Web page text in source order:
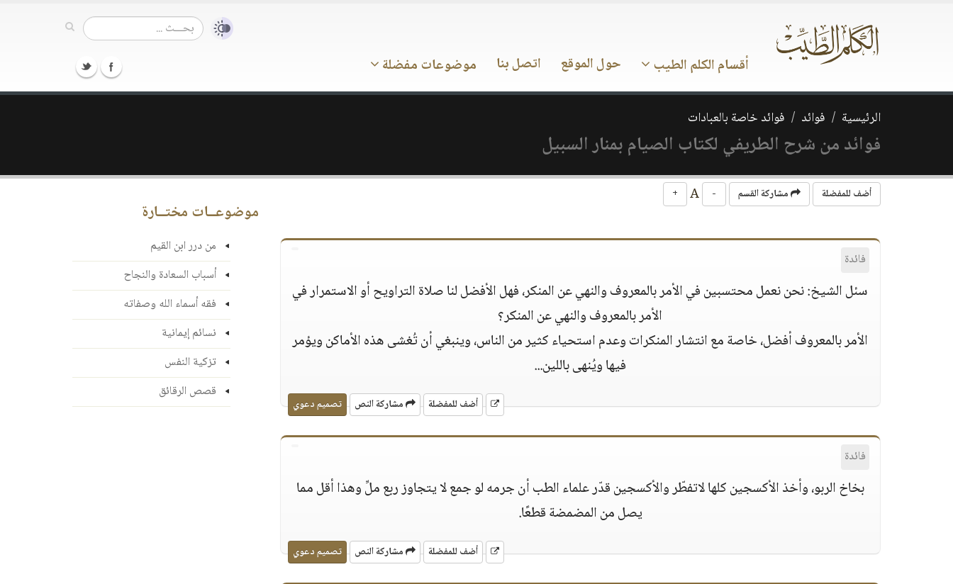
أقسام الكلم الطيب حول الموقع اتصل بنا موضوعات مفضلة
الرئيسية فوائد فوائد خاصة بالعبادات
فوائد من شرح الطريفي لكتاب الصيام بمنار السبيل
أضف للمفضلة مشاركة القسم -
+
فائدة
سئل الشيخ: نحن نعمل محتسبين في الأمر بالمعروف والنهي عن المنكر، فهل الأفضل لنا صلاة التراويح أو الاستمرار في
الأمر بالمعروف والنهي عن المنكر؟
الأمر بالمعروف أفضل، خاصة مع انتشار المنكرات وعدم استحياء كثير من الناس، وينبغي أن تُغشى هذه الأماكن ويؤمر
فيها ويُنهى باللين...
أضف للمفضلة مشاركة النص تصميم دعوي
فائدة
بخاخ الربو، وأخذ الأكسجين كلها لاتفطّر والأكسجين قدّر علماء الطب أن جرمه لو جمع لا يتجاوز ربع ملِّ وهذا أقل مما
يصل من المضمضة قطعًا.
أضف للمفضلة مشاركة النص تصميم دعوي
موضوعــات مختــارة
من درر ابن القيم
أسباب السعادة والنجاح
فقه أسماء الله وصفاته
نسائم إيمانية
تزكية النفس
قصص الرقائق